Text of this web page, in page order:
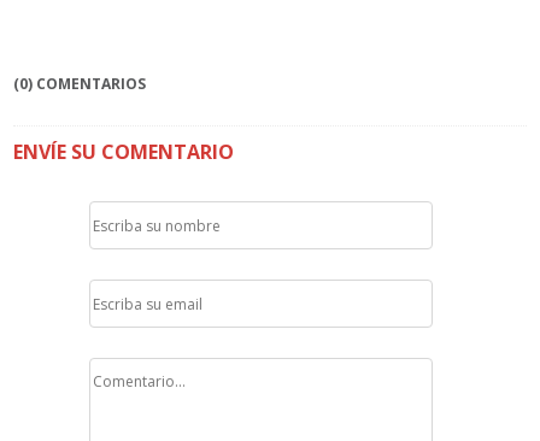
(0) COMENTARIOS
ENVÍE SU COMENTARIO